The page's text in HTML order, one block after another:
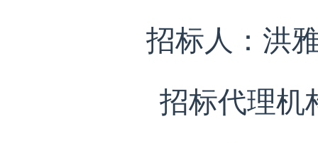
招标人： 洪
招标代理机